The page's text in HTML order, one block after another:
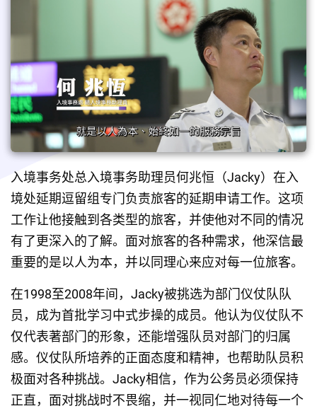
入境事务处总入境事务助理员何兆恒（Jacky）在入
境处延期逗留组专门负责旅客的延期申请工作。这项
工作让他接触到各类型的旅客，并使他对不同的情况
有了更深入的了解。面对旅客的各种需求，他深信最
重要的是以人为本，并以同理心来应对每一位旅客。
在1998至2008年间，Jacky被挑选为部门仪仗队队
员，成为首批学习中式步操的成员。他认为仪仗队不
仅代表著部门的形象，还能增强队员对部门的归属
感。仪仗队所培养的正面态度和精神，也帮助队员积
极面对各种挑战。Jacky相信，作为公务员必须保持
正直，面对挑战时不畏缩，并一视同仁地对待每一个